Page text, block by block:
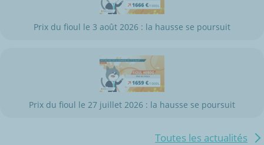
Prix du fioul le 3 août 2026 : la hausse se poursuit
Prix du fioul le 27 juillet 2026 : la hausse se poursuit
Toutes les actualités